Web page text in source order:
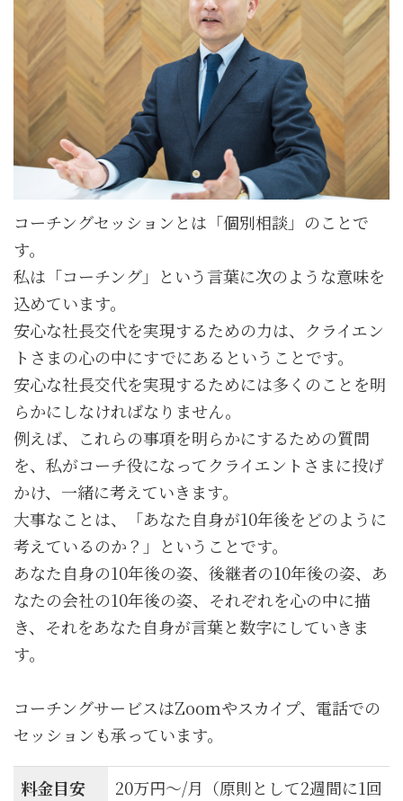
コーチングセッションとは「個別相談」のことで
す。
私は「コーチング」という言葉に次のような意味を
込めています。
安心な社長交代を実現するための力は、クライエン
トさまの心の中にすでにあるということです。
安心な社長交代を実現するためには多くのことを明
らかにしなければなりません。
例えば、これらの事項を明らかにするための質問
を、私がコーチ役になってクライエントさまに投げ
かけ、一緒に考えていきます。
大事なことは、「あなた自身が10年後をどのように
考えているのか？」ということです。
あなた自身の10年後の姿、後継者の10年後の姿、あ
なたの会社の10年後の姿、それぞれを心の中に描
き、それをあなた自身が言葉と数字にしていきま
す。
コーチングサービスはZoomやスカイプ、電話での
セッションも承っています。
料金目安
20万円〜/月（原則として2週間に1回